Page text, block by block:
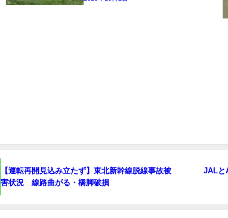
【運転再開見込み立たず】東北新幹線脱線事故被
害状況 線路曲がる・橋脚破損
JALと